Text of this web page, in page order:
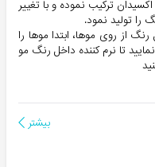
موی الیو را به شکل 1:1 با اکسیدان ترکیب نموده و با تغییر
را تولید نمود.
از روی موها، ابتدا موها را
تا نرم کننده داخل رنگ مو
بیشتر